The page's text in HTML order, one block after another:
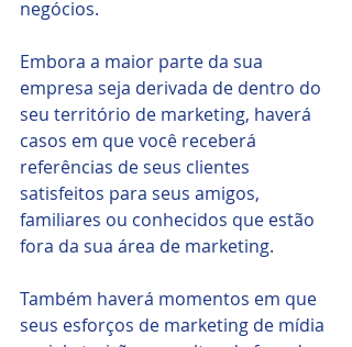
negócios.
Embora a maior parte da sua
empresa seja derivada de dentro do
seu território de marketing, haverá
casos em que você receberá
referências de seus clientes
satisfeitos para seus amigos,
familiares ou conhecidos que estão
fora da sua área de marketing.
Também haverá momentos em que
seus esforços de marketing de mídia